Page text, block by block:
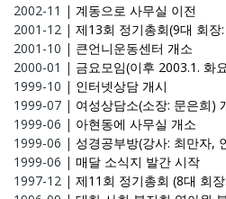
2002-11 | 계동으로 사무실 이전
2001-12 | 제13회 정기총회(9대 회장
2001-10 | 큰언니운동센터 개소
2000-01 | 금요모임(이후 2003.1. 화
1999-10 | 인터넷상담 개시
1999-07 | 여성상담소(소장: 문은희)
1999-06 | 아현동에 사무실 개소
1999-06 | 성경공부방(강사: 최만자,
1999-06 | 매달 소식지 발간 시작
1997-12 | 제11회 정기총회 (8대 회